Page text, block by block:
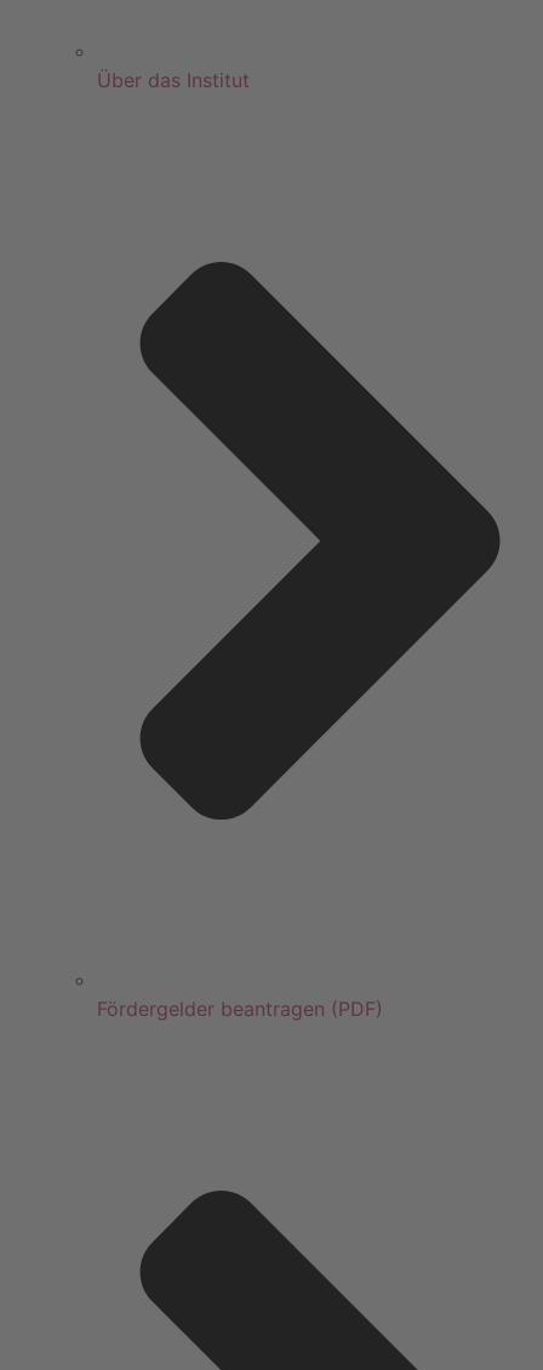
Über das Institut
Fördergelder beantragen (PDF)